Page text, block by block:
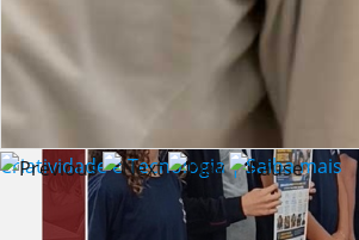
Criatividade e Tecnologia | Saiba mais